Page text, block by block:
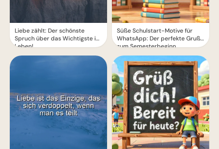
Liebe zählt: Der schönste
Spruch über das Wichtigste im
Leben!
Süße Schulstart-Motive für
WhatsApp: Der perfekte Gruß
zum Semesterbeginn